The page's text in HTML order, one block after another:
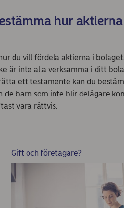
hur
du vill fördela aktierna i
är inte alla verksamma i ditt
ett testamente kan du
de barn som inte blir delägare
vara rättvis.
Gift och företagare?